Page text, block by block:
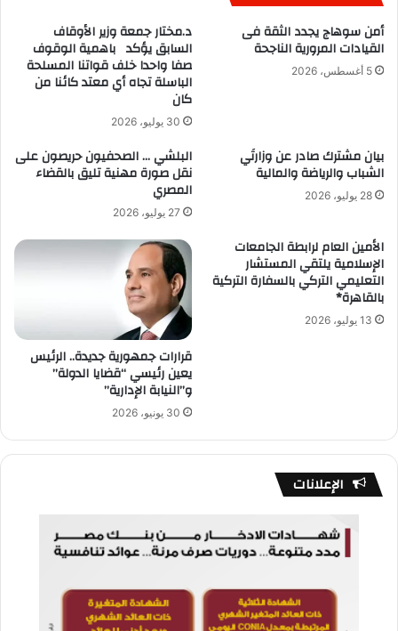
أمن سوهاج يجدد الثقة فى
القيادات المرورية الناجحة
5 أغسطس، 2026
د.مختار جمعة وزير الأوقاف
السابق يؤكد باهمية الوقوف
صفا واحدا خلف قواتنا المسلحة
الباسلة تجاه أي معتد كائنا من
كان
30 يوليو، 2026
بيان مشترك صادر عن وزارتَي
الشباب والرياضة والمالية
28 يوليو، 2026
البلشي … الصحفيون حريصون على
نقل صورة مهنية تليق بالقضاء
المصري
27 يوليو، 2026
الأمين العام لرابطة الجامعات
الإسلامية يلتقي المستشار
التعليمي التركي بالسفارة التركية
بالقاهرة*
13 يوليو، 2026
قرارات جمهورية جديدة.. الرئيس
يعين رئيسي “قضايا الدولة”
و”النيابة الإدارية”
30 يونيو، 2026
الإعلانات